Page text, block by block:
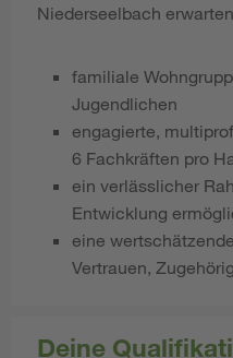
Niederseelbach
familiale
Jugendlichen
engagierte,
6 Fachkräften pro
ein verlässlicher
Entwicklung
eine
Vertrauen,
Deine